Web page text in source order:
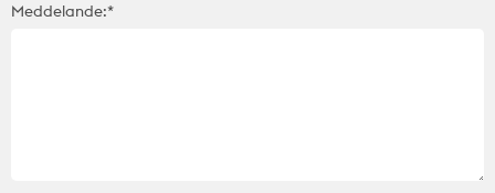
Meddelande:*